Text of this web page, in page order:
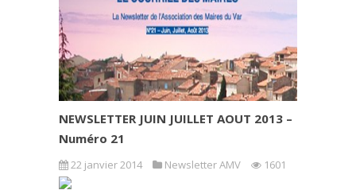
NEWSLETTER JUIN JUILLET AOUT 2013 –
Numéro 21
22 janvier 2014 Newsletter AMV 1601